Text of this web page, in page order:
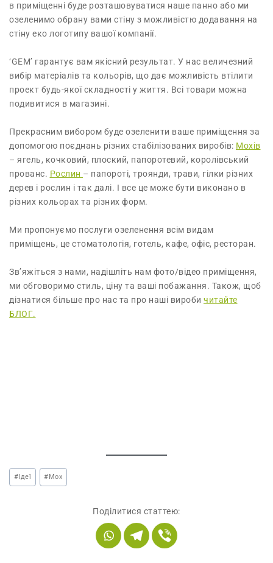
в приміщенні буде розташовуватися наше панно або ми
озеленимо обрану вами стіну з можливістю додавання на
стіну еко логотипу вашої компанії.
‘GEM’ гарантує вам якісний результат. У нас величезний
вибір матеріалів та кольорів, що дає можливість втілити
проект будь-якої складності у життя. Всі товари можна
подивитися в магазині.
Прекрасним вибором буде озеленити ваше приміщення за
допомогою поєднань різних стабілізованих виробів: Мохів
– ягель, кочковий, плоский, папоротевий, королівський
прованс. Рослин – папороті, троянди, трави, гілки різних
дерев і рослин і так далі. І все це може бути виконано в
різних кольорах та різних форм.
Ми пропонуємо послуги озеленення всім видам
приміщень, це стоматологія, готель, кафе, офіс, ресторан.
Зв’яжіться з нами, надішліть нам фото/відео приміщення,
ми обговоримо стиль, ціну та ваші побажання. Також, щоб
дізнатися більше про нас та про наші вироби читайте
БЛОГ.
# Ідеї # Мох
Поділитися статтею: